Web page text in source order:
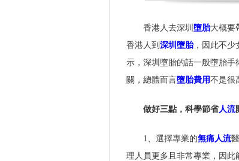
香港人去深圳 墮胎大概要
香港人到 深圳墮胎，因此不少
示，深圳墮胎的話一般墮胎手
關，總體而言墮胎費用不是很
做好三點，科學節省人流
1、選擇專業的無痛人流
理人員更多且非常專業，因